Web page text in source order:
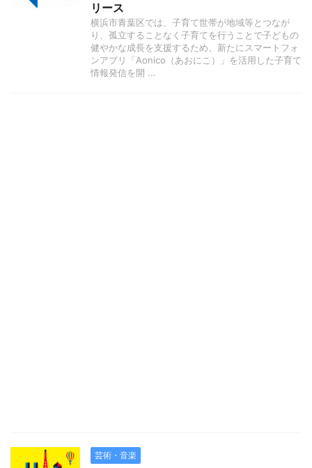
リース
横浜市青葉区では、子育て世帯が地域等とつなが
り、孤立することなく子育てを行うことで子どもの
健やかな成長を支援するため、新たにスマートフォ
ンアプリ「Aonico（あおにこ）」を活用した子育て
情報発信を開 ...
芸術・音楽